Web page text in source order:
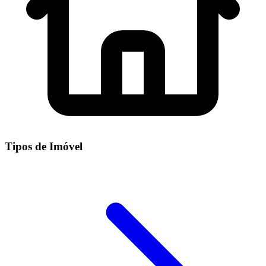
Tipos de Imóvel